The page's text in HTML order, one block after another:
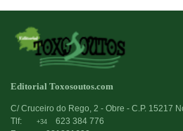
Editorial Toxosoutos.com
C/ Cruceiro do Rego, 2 - Obre - C.P. 15217
Tlf:
+34
623 384 776